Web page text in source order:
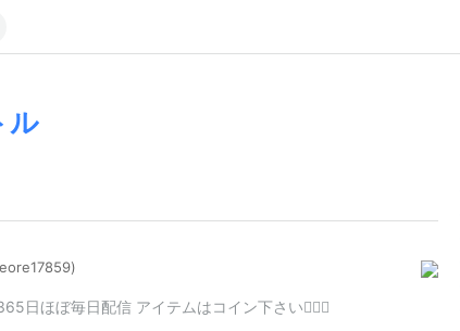
ル
9)
日ほぼ毎日配信 アイテムはコイン下さい❤️‍🔥🍺